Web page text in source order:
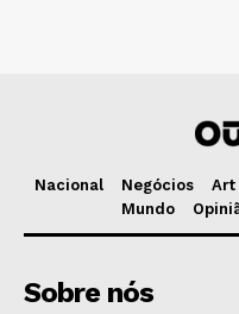
Nacional Negócios Art
Mundo
Sobre nós